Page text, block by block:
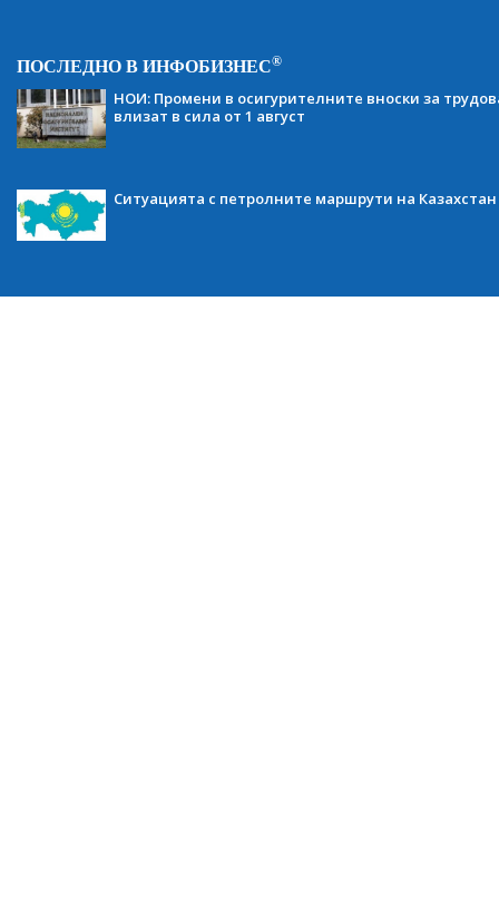
ПОСЛЕДНО В ИНФОБИЗНЕС®
НОИ: Промени в осигурителните вноски за
влизат в сила от 1 август
Ситуацията с петролните маршрути на Казахстан